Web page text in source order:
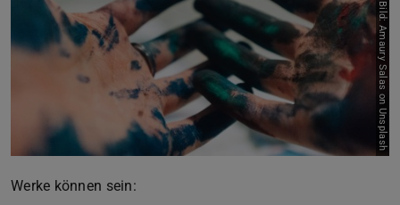
Bild: Amaury Salas on Unsplash
Werke können sein: